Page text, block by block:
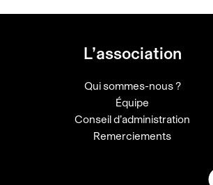
L’association
Qui sommes-nous ?
Équipe
Conseil d’administration
Remerciements